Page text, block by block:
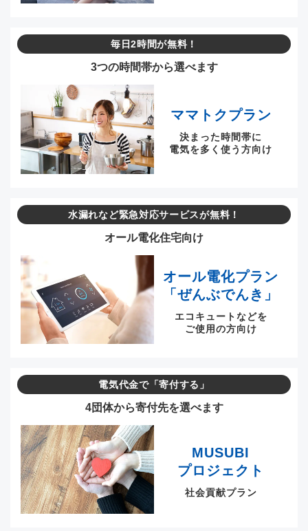
毎日2時間が無料！
3つの時間帯から選べます
ママトクプラン
決まった時間帯に
電気を多く使う方向け
水漏れなど緊急対応サービスが無料！
オール電化住宅向け
オール電化プラン
「ぜんぶでんき」
エコキュートなどを
ご使用の方向け
電気代金で「寄付する」
4団体から寄付先を選べます
MUSUBI
プロジェクト
社会貢献プラン